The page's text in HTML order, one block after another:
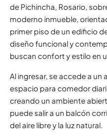
de Pichincha, Rosario,
moderno inmueble,
primer piso de un edificio
diseño funcional y
buscan confort y estilo en
Al ingresar, se accede a un
espacio para comedor
creando un ambiente
puede salir a un balcón
del aire libre y la luz natural.